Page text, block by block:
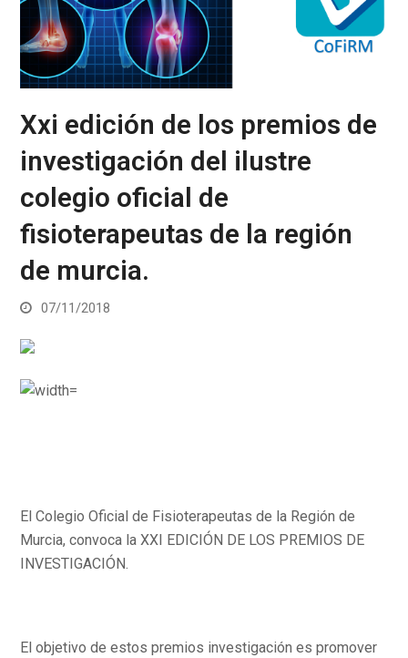
Xxi edición de los premios de
investigación del ilustre
colegio oficial de
fisioterapeutas de la región
de murcia.
07/11/2018
El Colegio Oficial de Fisioterapeutas de la Región de
Murcia, convoca la XXI EDICIÓN DE LOS PREMIOS DE
INVESTIGACIÓN.
El objetivo de estos premios investigación es promover